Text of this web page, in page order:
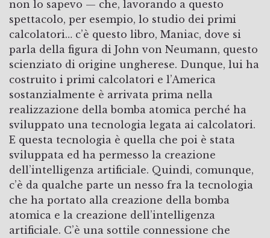
non lo sapevo — che, lavorando a questo
spettacolo, per esempio, lo studio dei primi
calcolatori… c’è questo libro, Maniac, dove si
parla della figura di John von Neumann, questo
scienziato di origine ungherese. Dunque, lui ha
costruito i primi calcolatori e l’America
sostanzialmente è arrivata prima nella
realizzazione della bomba atomica perché ha
sviluppato una tecnologia legata ai calcolatori.
E questa tecnologia è quella che poi è stata
sviluppata ed ha permesso la creazione
dell’intelligenza artificiale. Quindi, comunque,
c’è da qualche parte un nesso fra la tecnologia
che ha portato alla creazione della bomba
atomica e la creazione dell’intelligenza
artificiale. C’è una sottile connessione che